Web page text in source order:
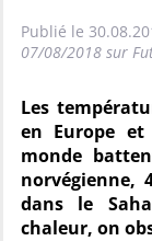
Publié le
07/08/2018 sur
Les
en Europe
monde
norvégienne,
dans le
chaleur, on